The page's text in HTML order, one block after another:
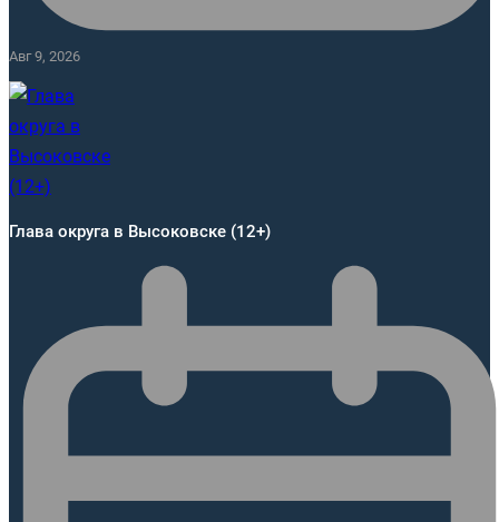
Авг 9, 2026
Глава округа в Высоковске (12+)